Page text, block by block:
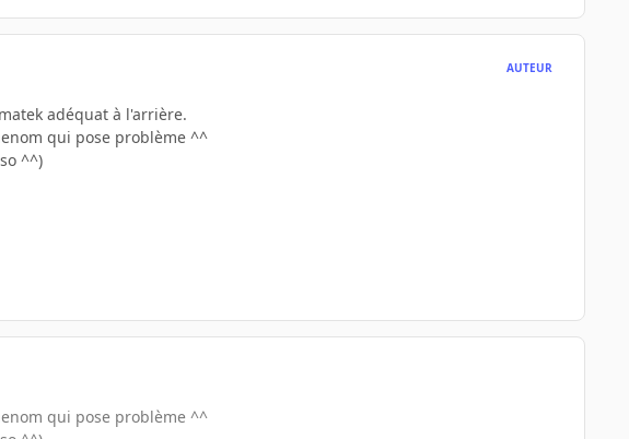
AUTEUR
adéquat à l'arrière.
qui pose problème ^^
^^)
qui pose problème ^^